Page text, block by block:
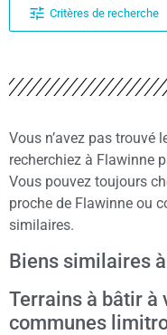
Critères de recherche
Vous n’avez pas trouvé
recherchiez à Flawinne
Vous pouvez toujours
proche de Flawinne ou
similaires.
Biens similaires
Terrains à bâtir à
communes